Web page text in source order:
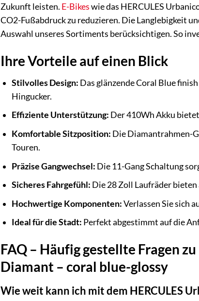
Zukunft leisten. E-Bikeswie das HERCULES
CO2-Fußabdruck zu reduzieren. Die Langlebigkeit
Auswahl unseres Sortiments berücksichtigen. So
Ihre Vorteile auf einen Blick
Stilvolles Design: Das glänzende Coral Blue
Hingucker.
Effiziente Unterstützung: Der 410Wh Akku
Komfortable Sitzposition: Die Diamantrahmen-
Touren.
Präzise Gangwechsel: Die 11-Gang Schaltung
Sicheres Fahrgefühl: Die 28 Zoll Laufräder
Hochwertige Komponenten:Verlassen Sie sich
Ideal für die Stadt: Perfekt abgestimmt auf die
FAQ – Häufig gestellte Fragen
Diamant – coral blue-glossy
Wie weit kann ich mit dem HERCULES